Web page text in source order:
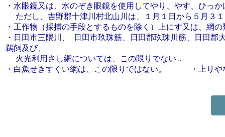
・水眼鏡又は、水のぞき眼鏡を使用してやり、やす、ひっ
ただし、吉野郡十津川村北山川は、１月１日から
・工作物（採捕の手段とするものを除く）上にす又は
・日田市三隈川、 日田市玖珠筋、日田郡玖珠川筋、日田
鵜飼及び、
火光利用さし網については、この限りでない．
・白魚せきすくい網は、この限りではない。 ・上り